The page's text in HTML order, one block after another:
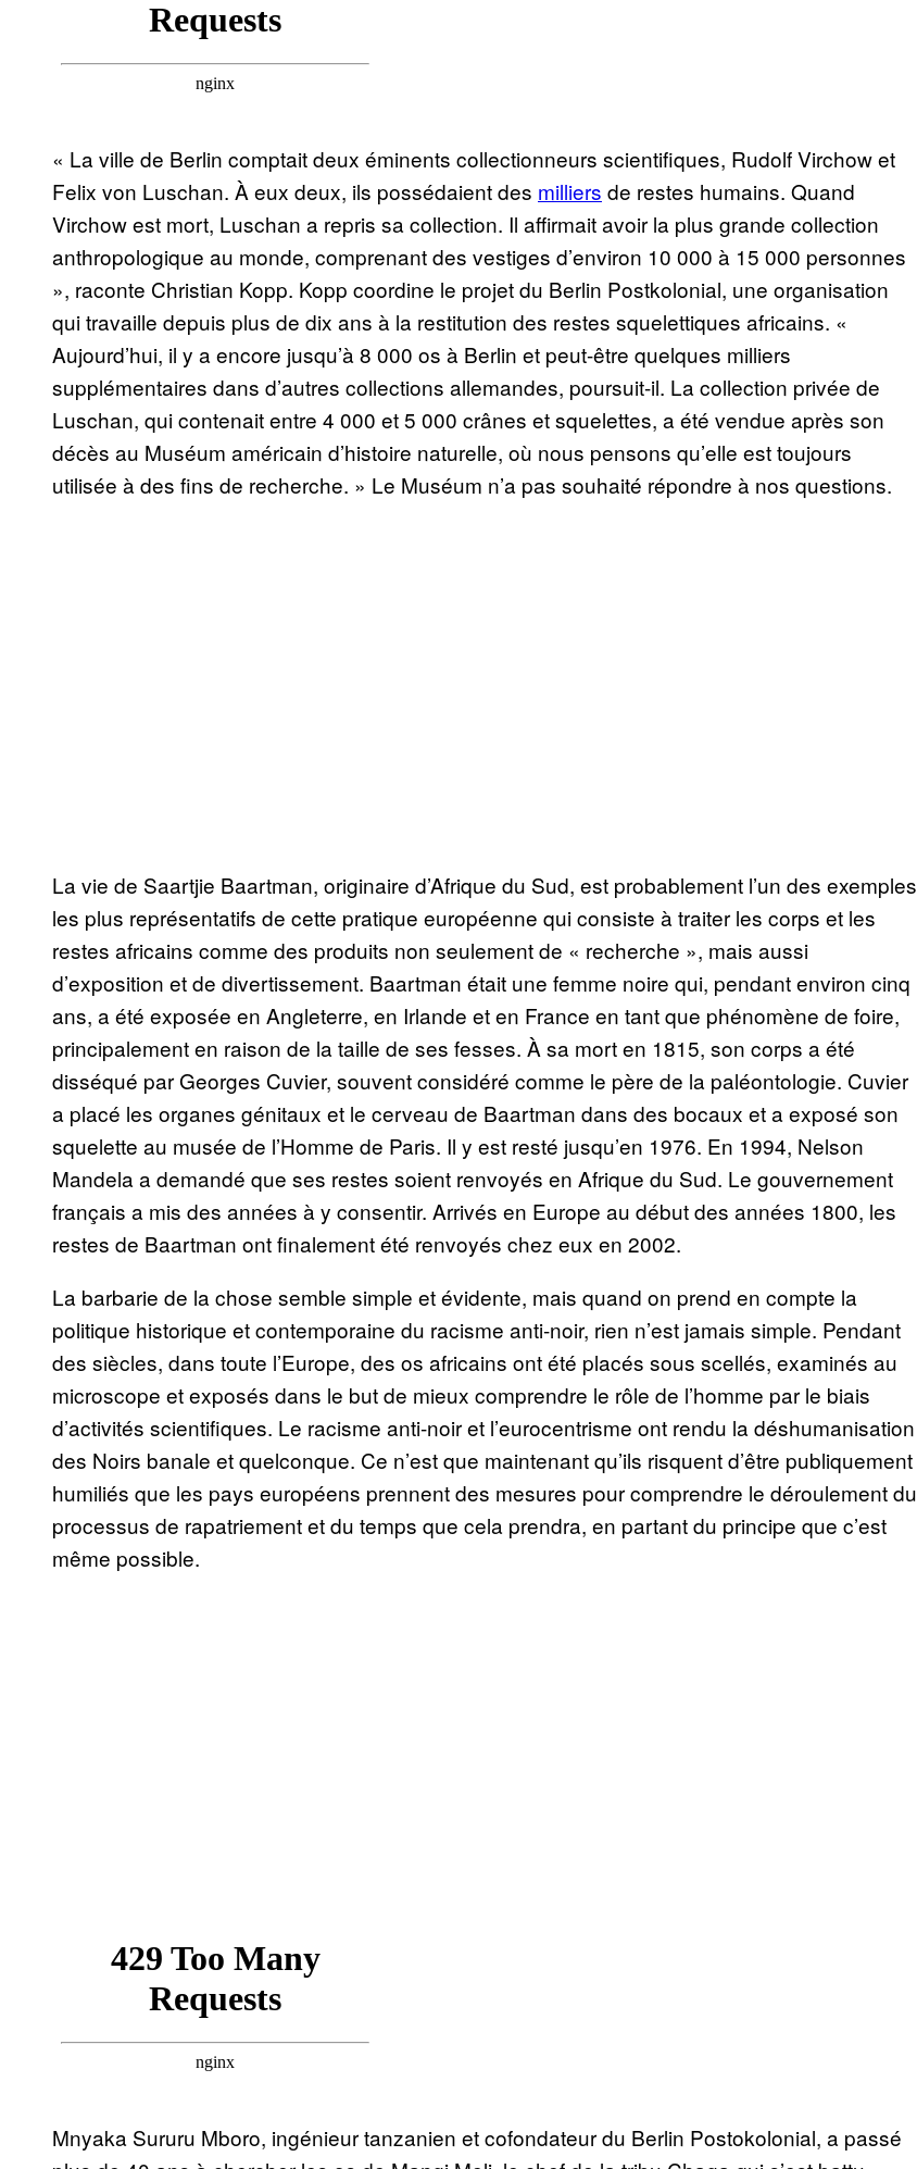
« La ville de Berlin comptait deux éminents collectionneurs scientifiques, Rudolf Virchow et
Felix von Luschan. À eux deux, ils possédaient des milliers de restes humains. Quand
Virchow est mort, Luschan a repris sa collection. Il affirmait avoir la plus grande collection
anthropologique au monde, comprenant des vestiges d’environ 10 000 à 15 000 personnes
», raconte Christian Kopp. Kopp coordine le projet du Berlin Postkolonial, une organisation
qui travaille depuis plus de dix ans à la restitution des restes squelettiques africains. «
Aujourd’hui, il y a encore jusqu’à 8 000 os à Berlin et peut-être quelques milliers
supplémentaires dans d’autres collections allemandes, poursuit-il. La collection privée de
Luschan, qui contenait entre 4 000 et 5 000 crânes et squelettes, a été vendue après son
décès au Muséum américain d’histoire naturelle, où nous pensons qu’elle est toujours
utilisée à des fins de recherche. » Le Muséum n’a pas souhaité répondre à nos questions.
La vie de Saartjie Baartman, originaire d’Afrique du Sud, est probablement l’un des exemples
les plus représentatifs de cette pratique européenne qui consiste à traiter les corps et les
restes africains comme des produits non seulement de « recherche », mais aussi
d’exposition et de divertissement. Baartman était une femme noire qui, pendant environ cinq
ans, a été exposée en Angleterre, en Irlande et en France en tant que phénomène de foire,
principalement en raison de la taille de ses fesses. À sa mort en 1815, son corps a été
disséqué par Georges Cuvier, souvent considéré comme le père de la paléontologie. Cuvier
a placé les organes génitaux et le cerveau de Baartman dans des bocaux et a exposé son
squelette au musée de l’Homme de Paris. Il y est resté jusqu’en 1976. En 1994, Nelson
Mandela a demandé que ses restes soient renvoyés en Afrique du Sud. Le gouvernement
français a mis des années à y consentir. Arrivés en Europe au début des années 1800, les
restes de Baartman ont finalement été renvoyés chez eux en 2002.
La barbarie de la chose semble simple et évidente, mais quand on prend en compte la
politique historique et contemporaine du racisme anti-noir, rien n’est jamais simple. Pendant
des siècles, dans toute l’Europe, des os africains ont été placés sous scellés, examinés au
microscope et exposés dans le but de mieux comprendre le rôle de l’homme par le biais
d’activités scientifiques. Le racisme anti-noir et l’eurocentrisme ont rendu la déshumanisation
des Noirs banale et quelconque. Ce n’est que maintenant qu’ils risquent d’être publiquement
humiliés que les pays européens prennent des mesures pour comprendre le déroulement du
processus de rapatriement et du temps que cela prendra, en partant du principe que c’est
même possible.
Mnyaka Sururu Mboro, ingénieur tanzanien et cofondateur du Berlin Postokolonial, a passé